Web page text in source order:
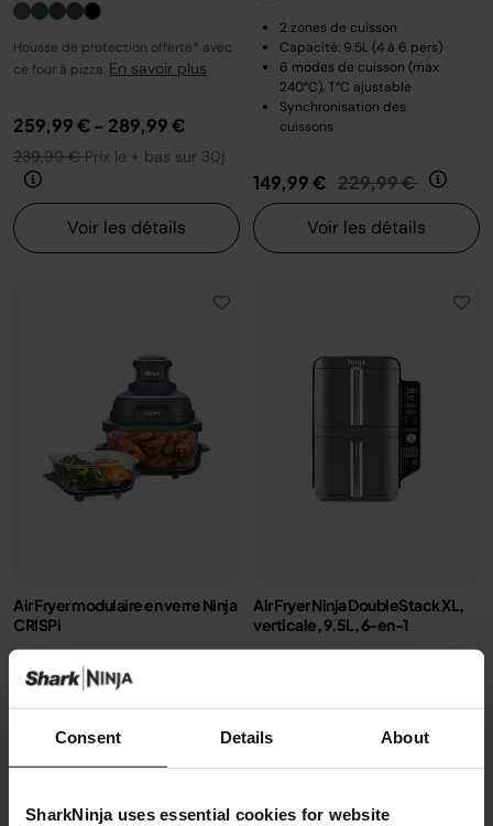
Consent Details About
SharkNinja uses essential cookies for website
Housse de protection offerte* avec
ce four à pizza. En savoir plus
259,99 €- 289,99 €
239,99 €Prix le + bas sur 30j
Voir les détails
2 zones de cuisson
Capacité: 9.5L (4 à 6 pers)
6 modes de cuisson (max
240°C), T°C ajustable
Synchronisation des
cuissons
149,99 € Prix réduit de
229,99 € au
Voir les détails
Air Fryer modulaire en verre Ninja
CRISPi
4.3 (1075)
2 cuves en verre (1.4L + 3.8L)
Air Fryer Ninja DoubleStack XL,
verticale, 9.5L, 6-en-1